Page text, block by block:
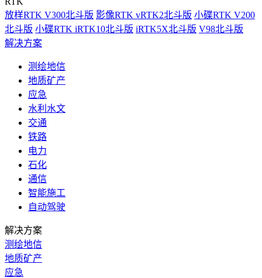
放样RTK V300北斗版 影像RTK vRTK2北斗版 小碟RTK V200
北斗版 小碟RTK iRTK10北斗版 iRTK5X北斗版 V98北斗版
解决方案
测绘地信
地质矿产
应急
水利水文
交通
铁路
电力
石化
通信
智能施工
自动驾驶
解决方案
测绘地信
地质矿产
应急